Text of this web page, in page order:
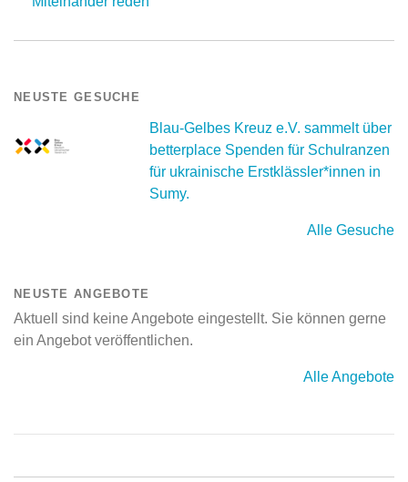
NEUSTE GESUCHE
Blau-Gelbes Kreuz e.V. sammelt über
betterplace Spenden für Schulranzen
für ukrainische Erstklässler*innen in
Sumy.
Alle Gesuche
NEUSTE ANGEBOTE
Aktuell sind keine Angebote eingestellt. Sie können gerne
ein Angebot veröffentlichen.
Alle Angebote